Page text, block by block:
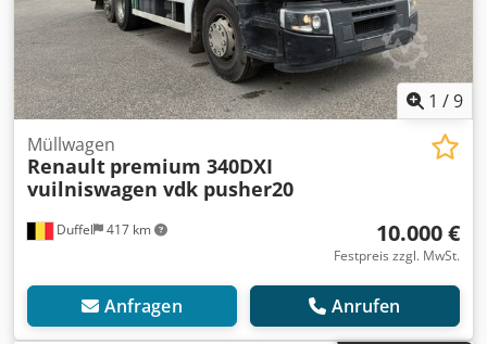
1 /9
Duffel 417 km
Müllwagen
Renault premium 340DXI
vuilniswagen vdk pusher20
10.000 €
Festpreis zzgl. MwSt.
Anfragen Anrufen